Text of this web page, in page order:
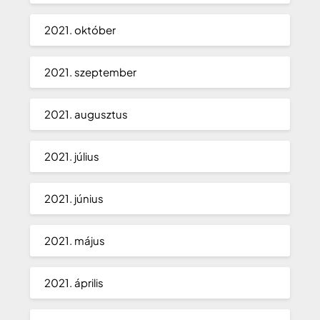
2021. október
2021. szeptember
2021. augusztus
2021. július
2021. június
2021. május
2021. április